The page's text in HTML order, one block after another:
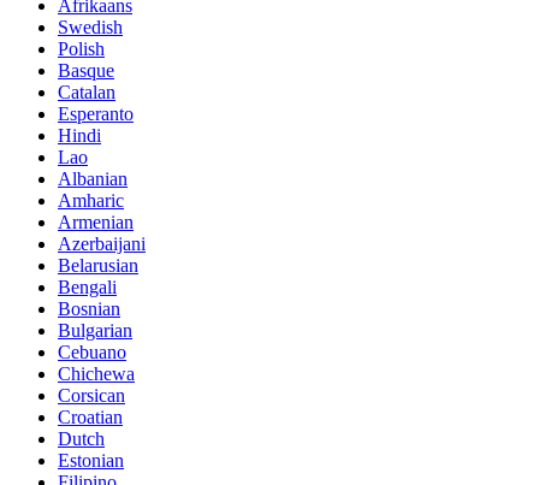
Afrikaans
Swedish
Polish
Basque
Catalan
Esperanto
Hindi
Lao
Albanian
Amharic
Armenian
Azerbaijani
Belarusian
Bengali
Bosnian
Bulgarian
Cebuano
Chichewa
Corsican
Croatian
Dutch
Estonian